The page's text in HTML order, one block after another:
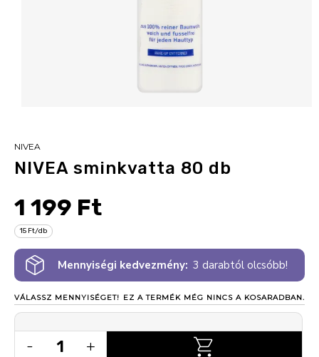
NIVEA
NIVEA sminkvatta 80 db
1 199 Ft
15 Ft/db
Mennyiségi kedvezmény: 3 darabtól olcsóbb!
VÁLASSZ MENNYISÉGET! EZ A TERMÉK MÉG NINCS A KOSARADBAN.
- 1 +